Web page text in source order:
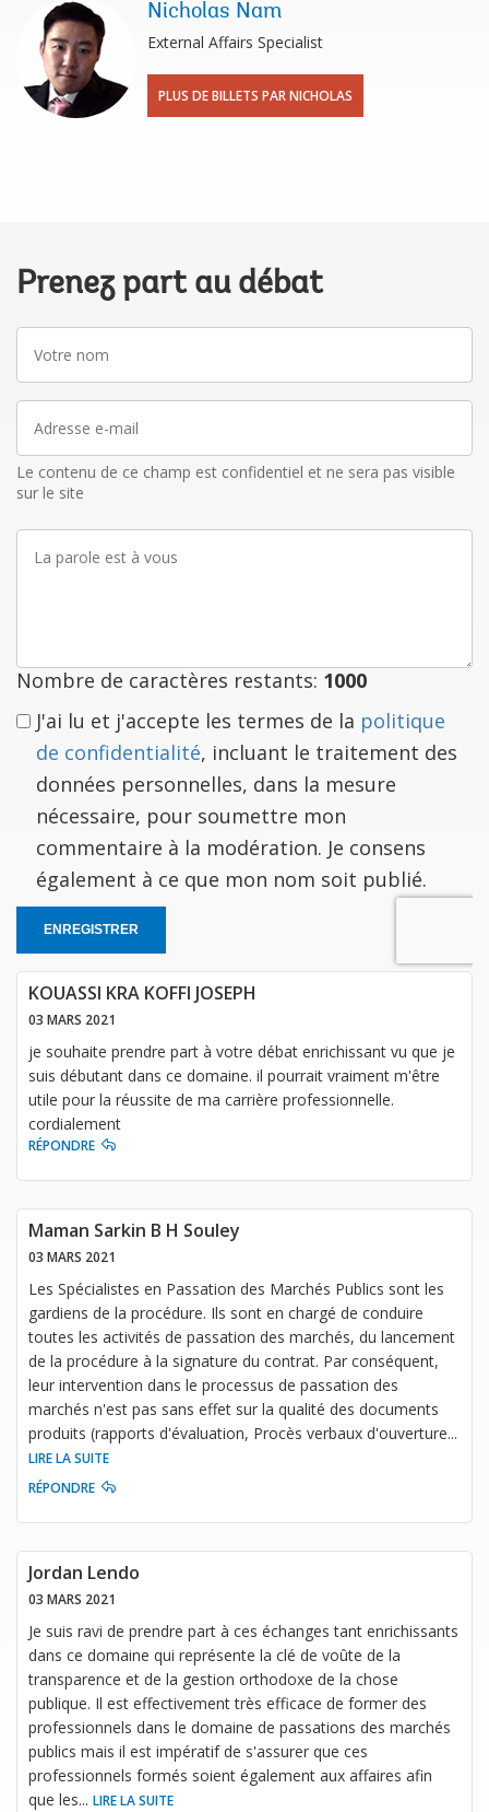
Nicholas Nam
External Affairs Specialist
PLUS DE BILLETS PAR NICHOLAS
Prenez part au débat
nom
mail
Le contenu de ce champ est confidentiel et ne sera pas visible
sur le site
parole
Nombre de caractères restants: 1000
J'ai lu et j'accepte les termes de la politique
de confidentialité, incluant le traitement des
données personnelles, dans la mesure
nécessaire, pour soumettre mon
commentaire à la modération. Je consens
également à ce que mon nom soit publié.
ENREGISTRER
KOUASSI KRA KOFFI JOSEPH
03 MARS 2021
je souhaite prendre part à votre débat enrichissant vu que je
suis débutant dans ce domaine. il pourrait vraiment m'être
utile pour la réussite de ma carrière professionnelle.
cordialement
RÉPONDRE
Maman Sarkin B H Souley
03 MARS 2021
Les Spécialistes en Passation des Marchés Publics sont les
gardiens de la procédure. Ils sont en chargé de conduire
toutes les activités de passation des marchés, du lancement
de la procédure à la signature du contrat. Par conséquent,
leur intervention dans le processus de passation des
marchés n'est pas sans effet sur la qualité des documents
produits (rapports d'évaluation, Procès verbaux d'ouverture...
LIRE LA SUITE
RÉPONDRE
Jordan Lendo
03 MARS 2021
Je suis ravi de prendre part à ces échanges tant enrichissants
dans ce domaine qui représente la clé de voûte de la
transparence et de la gestion orthodoxe de la chose
publique. Il est effectivement très efficace de former des
professionnels dans le domaine de passations des marchés
publics mais il est impératif de s'assurer que ces
professionnels formés soient également aux affaires afin
que les... LIRE LA SUITE